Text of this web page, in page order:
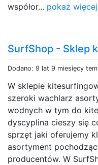
współor... pokaż
SurfShop - Sklep
Dodano: 9 lat 9 miesięcy
W sklepie
szeroki wachlarz
wodnych w tym do
dyscyplina cieszy się
sprzęt jaki oferujemy
asortyment
producentów. W